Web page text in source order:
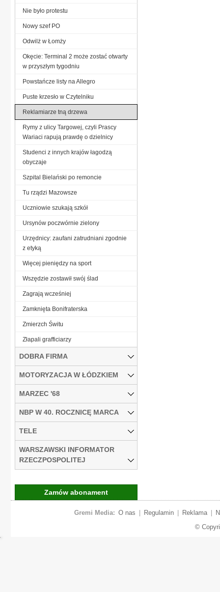
Nie było protestu
Nowy szef PO
Odwilż w Łomży
Okęcie: Terminal 2 może zostać otwarty
w przyszłym tygodniu
Powstańcze listy na Allegro
Puste krzesło w Czytelniku
Reklamiarze tną drzewa
Rymy z ulicy Targowej, czyli Prascy
Wariaci rapują prawdę o dzielnicy
Studenci z innych krajów łagodzą
obyczaje
Szpital Bielański po remoncie
Tu rządzi Mazowsze
Uczniowie szukają szkół
Ursynów poczwórnie zielony
Urzędnicy: zaufani zatrudniani zgodnie
z etyką
Więcej pieniędzy na sport
Wszędzie zostawił swój ślad
Zagrają wcześniej
Zamknięta Bonifraterska
Zmierzch Świtu
Złapali grafficiarzy
DOBRA FIRMA
MOTORYZACJA W ŁÓDZKIEM
MARZEC '68
NBP W 40. ROCZNICĘ MARCA
TELE
WARSZAWSKI INFORMATOR
RZECZPOSPOLITEJ
Zamów abonament
Gremi Media: O nas Regulamin Reklama
©